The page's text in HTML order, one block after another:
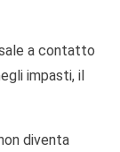
a contatto
impasti, il
diventa